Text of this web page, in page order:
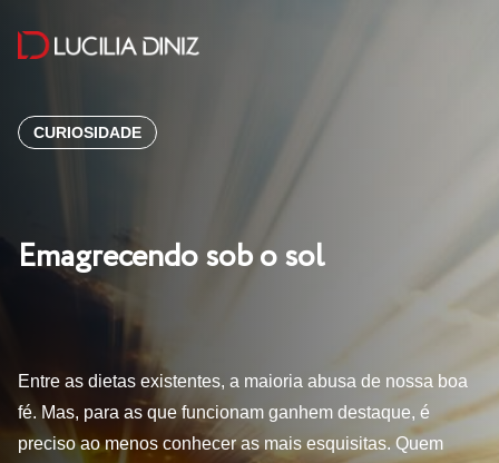
CURIOSIDADE
Emagrecendo sob o sol
Entre as dietas existentes, a maioria abusa de nossa boa
fé. Mas, para as que funcionam ganhem destaque, é
preciso ao menos conhecer as mais esquisitas. Quem